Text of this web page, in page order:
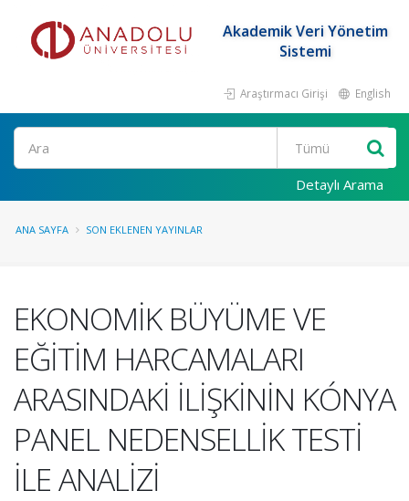
Akademik Veri Yönetim
Sistemi
Araştırmacı Girişi English
Ara
Detaylı Arama
ANA SAYFA SON EKLENEN YAYINLAR
EKONOMİK BÜYÜME VE
EĞİTİM HARCAMALARI
ARASINDAKİ İLİŞKİNİN KÓNYA
PANEL NEDENSELLİK TESTİ
İLE ANALİZİ